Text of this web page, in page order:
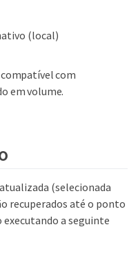
(local)
compatível com
em volume.
(selecionada
recuperados até o ponto
executando a seguinte